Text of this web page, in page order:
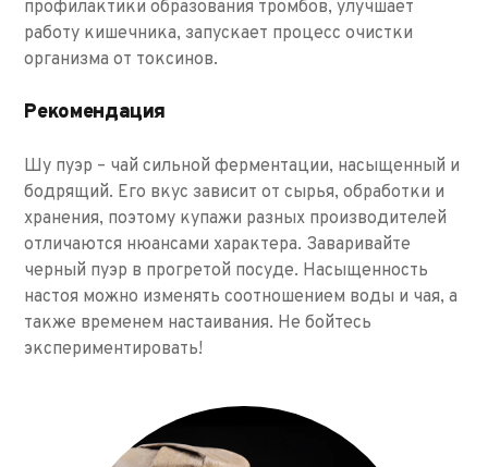
профилактики образования тромбов, улучшает
работу кишечника, запускает процесс очистки
организма от токсинов.
Рекомендация
Шу пуэр – чай сильной ферментации, насыщенный и
бодрящий. Его вкус зависит от сырья, обработки и
хранения, поэтому купажи разных производителей
отличаются нюансами характера. Заваривайте
черный пуэр в прогретой посуде. Насыщенность
настоя можно изменять соотношением воды и чая, а
также временем настаивания. Не бойтесь
экспериментировать!